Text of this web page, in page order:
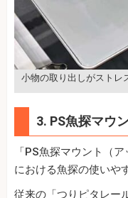
小物の取り出しがストレ
3. PS魚探マウ
「PS魚探マウント（
における魚探の使いや
従来の「つりピタレー